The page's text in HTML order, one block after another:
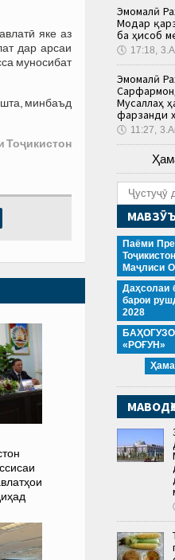
яке аз
дар арсаи
муносибат
минбаъд
Тоҷикистон
Эмомалӣ
Модар
ба ҳисоб
🕔 17:18,
Эмомалӣ
Мусаллаҳ
фарзанди
🕔 11:27,
Паёми
Маҷлиси
Даҳсолаи
барои
2028
«РОҒУН»